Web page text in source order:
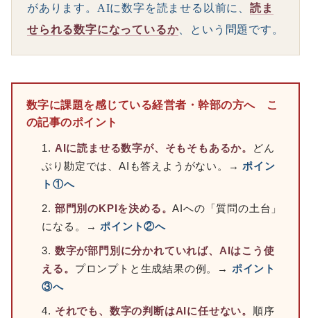
があります。AIに数字を読ませる以前に、 読ま
せられる数字になっているか、という問題です。
数字に課題を感じている経営者・幹部の方へ こ
の記事のポイント
AIに読ませる数字が、そもそもあるか。
どん
ぶり勘定では、AIも答えようがない。→ポイン
ト①へ
部門別のKPIを決める。AIへの「質問の土台」
になる。→ポイント②へ
数字が部門別に分かれていれば、AIはこう使
える。 プロンプトと生成結果の例。→ ポイント
③へ
それでも、数字の判断はAIに任せない。 順序